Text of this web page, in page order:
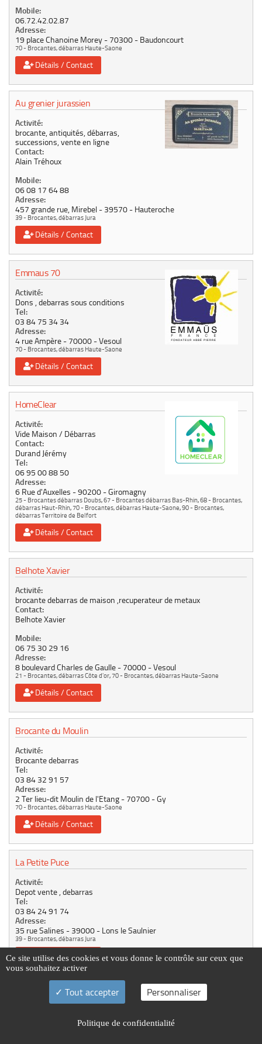
Mobile:
06.72.42.02.87
Adresse:
19 place Chanoine Morey 70300 Baudoncourt
70 - Brocantes, débarras Haute-Saone
Détails / Contact
Au grenier jurassien
Activité:
brocante, antiquités, débarras,
successions, vente en ligne
Contact:
Alain Tréhoux
Mobile:
06 08 17 64 88
Adresse:
457 grande rue, Mirebel 39570 Hauteroche
39 - Brocantes, débarras Jura
Détails / Contact
Emmaus 70
Activité:
Dons , debarras sous conditions
Tel:
03 84 75 34 34
Adresse:
4 rue Ampère 70000 Vesoul
70 - Brocantes, débarras Haute-Saone
Détails / Contact
HomeClear
Activité:
Vide Maison / Débarras
Contact:
Durand Jérémy
Tel:
06 95 00 88 50
Adresse:
6 Rue d'Auxelles 90200 Giromagny
25 - Brocantes débarras Doubs,67 - Brocantes débarras Bas-Rhin,68 - Brocantes,
débarras Haut-Rhin,70 - Brocantes, débarras Haute-Saone,90 - Brocantes,
débarras Territoire de Belfort
Détails / Contact
Belhote Xavier
Activité:
brocante debarras de maison ,recuperateur de metaux
Contact:
Belhote Xavier
Mobile:
06 75 30 29 16
Adresse:
8 boulevard Charles de Gaulle 70000 Vesoul
21 - Brocantes, débarras Côte d'or,70 - Brocantes, débarras Haute-Saone
Détails / Contact
Brocante du Moulin
Activité:
Brocante debarras
Tel:
03 84 32 91 57
Adresse:
2 Ter lieu-dit Moulin de l'Etang 70700 Gy
70 - Brocantes, débarras Haute-Saone
Détails / Contact
La Petite Puce
Activité:
Depot vente , debarras
Tel:
03 84 24 91 74
Adresse:
35 rue Salines 39000 Lons le Saulnier
39 - Brocantes, débarras Jura
Détails / Contact
débarras ,nettoyage,brocanteur;antiquités
Ce site utilise des cookies et vous donne le contrôle sur ceux que
vous souhaitez activer
Tout accepter Personnaliser
Politique de confidentialité